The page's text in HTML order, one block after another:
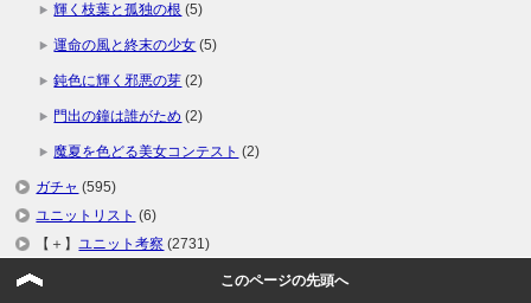
輝く枝葉と孤独の根 (5)
運命の風と終末の少女 (5)
鈍色に輝く邪悪の芽 (2)
門出の鐘は誰がため (2)
魔夏を色どる美女コンテスト (2)
ガチャ (595)
ユニットリスト (6)
【＋】ユニット考察 (2731)
このページの先頭へ